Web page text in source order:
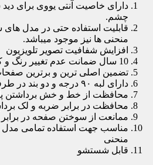
دارای خاصیت آنتی یووی برای
چشم.
قابلیت استفاده حتی در مدل
منحنی ها نیز موجود میباشد.
افزایش شفافیت تصویر تلویزیون
10 سال ضمانت عدم تغییر رنگ و کیفیت
تضمین اصلی ترین و برترین
دارای لبه ۹۰ درجه و دو بند در طرفین و خم یک تکه و سراسری
محافظت از خط و خش برداشتن
محافظت در برابر ضربه و لک
ممانعت از سوختن صفحه در برابر
منحنی
قابل شستشو